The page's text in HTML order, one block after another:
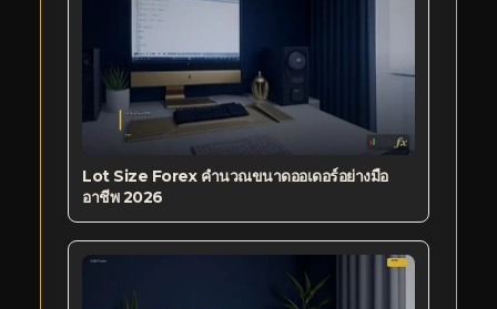
Lot Size Forex คำนวณขนาดออเดอร์อย่างมือ
อาชีพ 2026